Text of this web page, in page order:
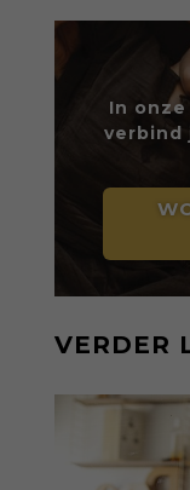
In
verbind
VERDER